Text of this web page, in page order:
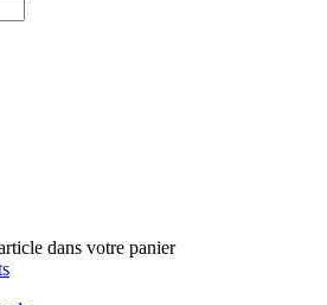
dans votre panier